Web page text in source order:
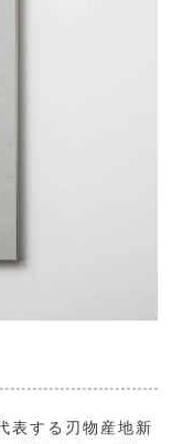
表する刃物産地新